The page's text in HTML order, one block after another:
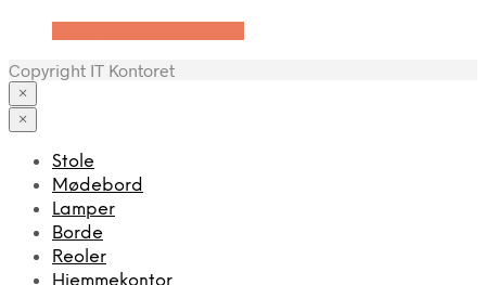
Copyright IT Kontoret
×
×
Stole
Mødebord
Lamper
Borde
Reoler